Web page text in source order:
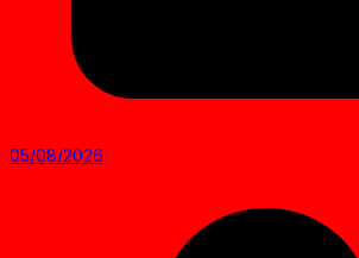
05/08/2026